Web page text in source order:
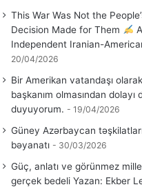
This War Was Not the
Decision Made for Them
Independent Iranian-
20/04/2026
Bir Amerikan vatandaşı
başkanım olmasından
duyuyorum.
19/04/2026
Güney Azərbaycan
bəyanatı
30/03/2026
Güç, anlatı ve görünmez
gerçek bedeli Yazan: Ekber